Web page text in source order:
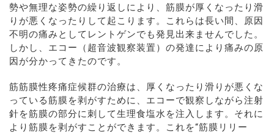
勢や無理な姿勢の繰り返しにより、筋膜が厚くなったり滑
りが悪くなったりして起こります。これらは長い間、原因
不明の痛みとしてレントゲンでも発見出来ませんでした。
しかし、エコー（超音波観察装置）の発達により痛みの原
因が分かってきたのです。
筋筋膜性疼痛症候群の治療は、厚くなったり滑りが悪くな
っている筋膜を剥がすために、エコーで観察しながら注射
針を筋膜の部分に刺して生理食塩水を注入します。それに
より筋膜を剥がすことができます。これを“筋膜リリー